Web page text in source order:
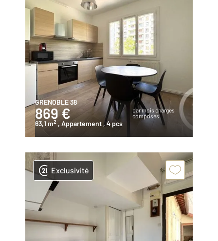
GRENOBLE 38
869 €
par mois charges
comprises
63,1 m2 , Appartement , 4 pcs
Exclusivité